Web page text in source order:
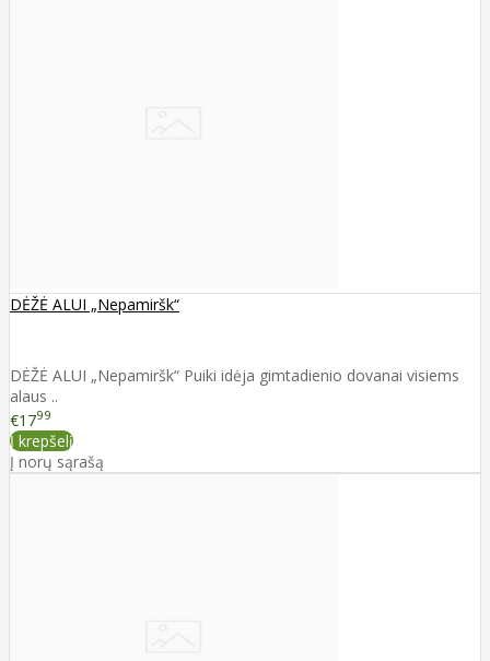
DĖŽĖ ALUI „Nepamiršk“
DĖŽĖ ALUI „Nepamiršk“ Puiki idėja gimtadienio dovanai visiems
alaus ..
€1799
Į krepšelį
Į norų sąrašą